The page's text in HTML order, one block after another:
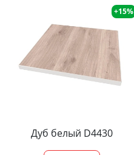
+15%
Дуб белый D4430